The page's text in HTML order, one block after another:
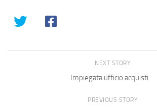
NEXT STORY
Impiegata ufficio acquisti
PREVIOUS STORY